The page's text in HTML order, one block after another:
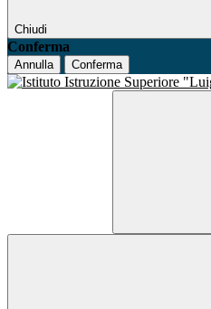
Chiudi
Conferma
Annulla Conferma